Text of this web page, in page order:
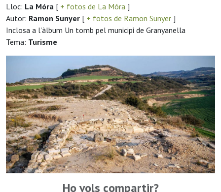
Lloc: La Móra [ + fotos de La Móra ]
Autor: Ramon Sunyer [ + fotos de Ramon Sunyer ]
Inclosa a l'àlbum Un tomb pel municipi de Granyanella
Tema: Turisme
Ho vols compartir?